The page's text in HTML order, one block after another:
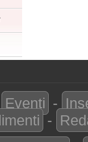
Eventi -
-